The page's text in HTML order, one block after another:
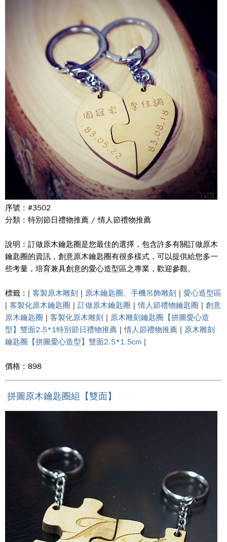
序號 : #3502
分類 : 特別節日禮物推薦 / 情人節禮物推薦
說明 : 訂做原木鑰匙圈是您最佳的選擇，包含許多有關訂做原木
鑰匙圈的資訊，創意原木鑰匙圈有很多樣式，可以提供給您多一
些考量，培育兼具創意的愛心造型區之專業，歡迎參觀。
標籤 : | 客製原木雕刻 原木鑰匙圈、手機吊飾雕刻
愛心造型區
客製化原木鑰匙圈 訂做原木鑰匙圈 |情人節禮物鑰匙圈
創意
原木鑰匙圈
客製化原木雕刻
原木雕刻鑰匙圈【拼圖愛心造
型】雙面2.5*1特別節日禮物推薦 |情人節禮物推薦
原木雕刻
鑰匙圈【拼圖愛心造型】雙面2.5*1.5cm
價格 : 898
拼圖原木鑰匙圈組【雙面】